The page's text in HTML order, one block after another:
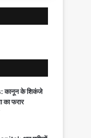
कानून के शिकंजे
का फरार